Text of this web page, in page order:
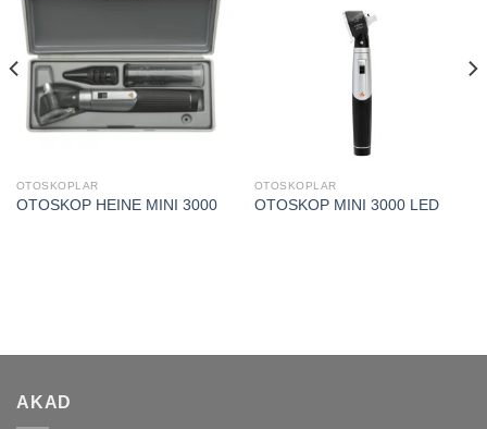
Add to
wishlist
OTOSKOPLAR
OTOSKOP HEINE MINI 3000
OTOSKOPLAR
OTOSKOP MINI 3000 LED
AKAD